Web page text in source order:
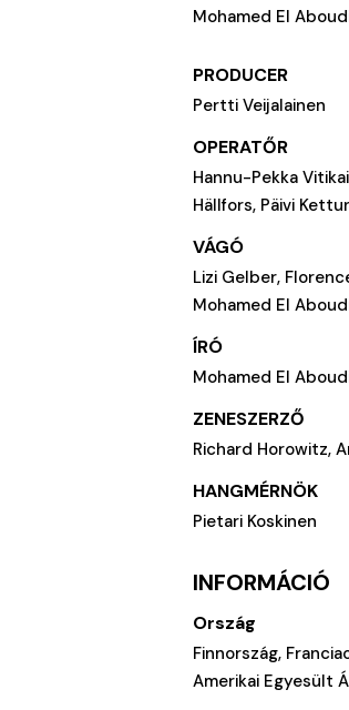
Mohamed El
PRODUCER
Pertti Veijalainen
OPERATŐR
Hannu-Pekka
Hällfors, Päivi
VÁGÓ
Lizi Gelber,
Mohamed El
ÍRÓ
Mohamed El
ZENESZERZŐ
Richard Horowitz,
HANGMÉRNÖK
Pietari Koskinen
INFORMÁCIÓ
Ország
Finnország,
Amerikai Egyesült